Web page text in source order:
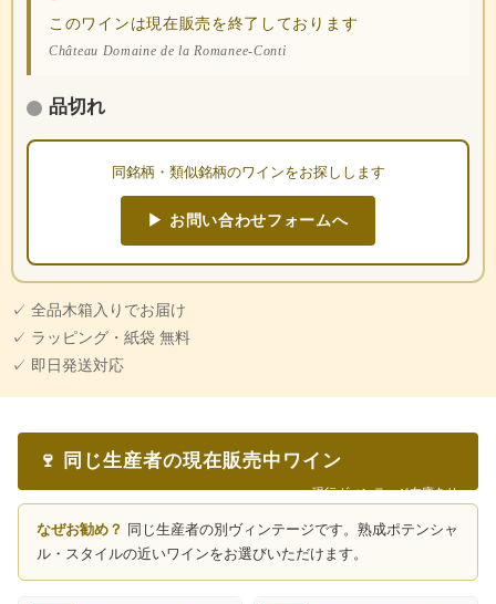
このワインは現在販売を終了しております
Château Domaine de la Romanee-Conti
品切れ
同銘柄・類似銘柄のワインをお探しします
▶ お問い合わせフォームへ
✓ 全品木箱入りでお届け
✓ ラッピング・紙袋 無料
✓ 即日発送対応
🍷 同じ生産者の現在販売中ワイン
現行ヴィンテージ在庫あり
なぜお勧め？ 同じ生産者の別ヴィンテージです。熟成ポテンシャ
ル・スタイルの近いワインをお選びいただけます。